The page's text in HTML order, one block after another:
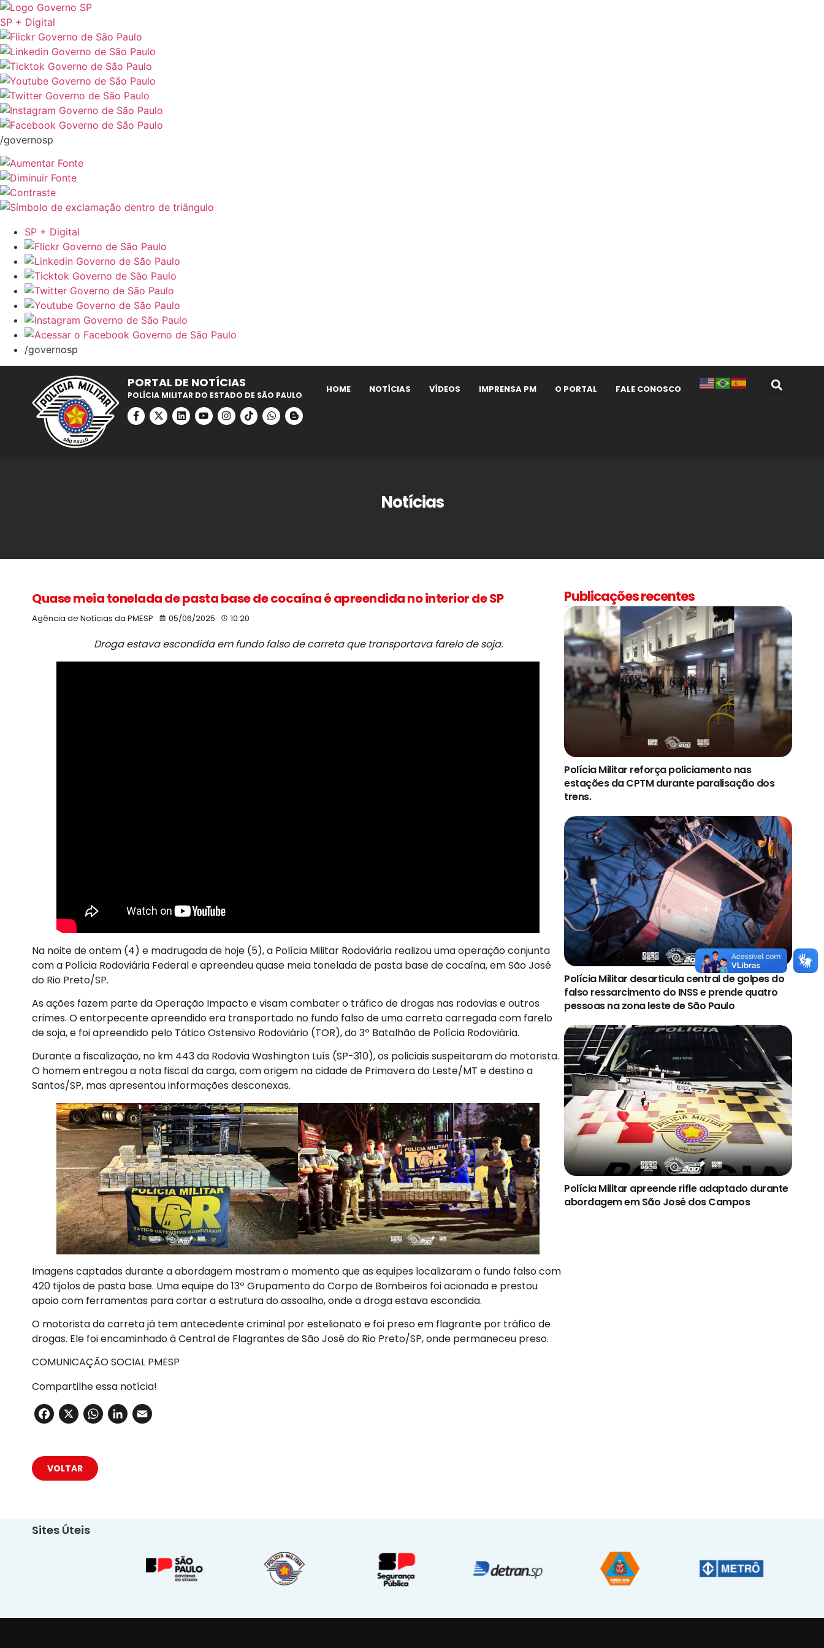
SP + Digital
/governosp
SP + Digital
/governosp
PORTAL DE NOTÍCIAS
POLÍCIA MILITAR DO ESTADO DE SÃO PAULO
HOME NOTÍCIAS VÍDEOS IMPRENSA PM O PORTAL FALE CONOSCO
Notícias
Quase meia tonelada de pasta base de cocaína é apreendida no interior de SP
Agência de Notícias da PMESP 05/06/2025 10:20
Droga estava escondida em fundo falso de carreta que transportava farelo de soja.
Na noite de ontem (4) e madrugada de hoje (5), a Polícia Militar Rodoviária realizou uma operação conjunta
com a Polícia Rodoviária Federal e apreendeu quase meia tonelada de pasta base de cocaína, em São José
do Rio Preto/SP.
As ações fazem parte da Operação Impacto e visam combater o tráfico de drogas nas rodovias e outros
crimes. O entorpecente apreendido era transportado no fundo falso de uma carreta carregada com farelo
de soja, e foi apreendido pelo Tático Ostensivo Rodoviário (TOR), do 3º Batalhão de Polícia Rodoviária.
Durante a fiscalização, no km 443 da Rodovia Washington Luís (SP-310), os policiais suspeitaram do motorista.
O homem entregou a nota fiscal da carga, com origem na cidade de Primavera do Leste/MT e destino a
Santos/SP, mas apresentou informações desconexas.
Imagens captadas durante a abordagem mostram o momento que as equipes localizaram o fundo falso com
420 tijolos de pasta base. Uma equipe do 13º Grupamento do Corpo de Bombeiros foi acionada e prestou
apoio com ferramentas para cortar a estrutura do assoalho, onde a droga estava escondida.
O motorista da carreta já tem antecedente criminal por estelionato e foi preso em flagrante por tráfico de
drogas. Ele foi encaminhado à Central de Flagrantes de São José do Rio Preto/SP, onde permaneceu preso.
COMUNICAÇÃO SOCIAL PMESP
Compartilhe essa notícia!
Facebook
X WhatsApp
LinkedIn
Publicações recentes
Polícia Militar reforça policiamento nas
estações da CPTM durante paralisação dos
trens.
Polícia Militar desarticula central de golpes do
falso ressarcimento do INSS e prende quatro
pessoas na zona leste de São Paulo
Polícia Militar apreende rifle adaptado durante
abordagem em São José dos Campos
VOLTAR
Sites Úteis